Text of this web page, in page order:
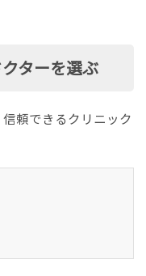
ターを選ぶ
頼できるクリニック